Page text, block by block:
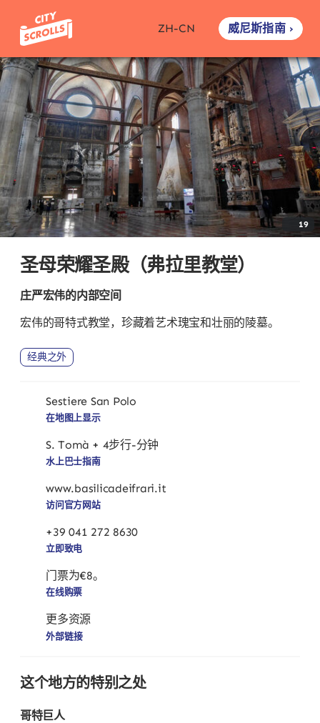
ZH-CN 威尼斯指南 ›
19
圣母荣耀圣殿（弗拉里教堂）
庄严宏伟的内部空间
宏伟的哥特式教堂，珍藏着艺术瑰宝和壮丽的陵墓。
经典之外
Sestiere San Polo
在地图上显示
S. Tomà + 4步行-分钟
水上巴士指南
www.basilicadeifrari.it
访问官方网站
+39 041 272 8630
立即致电
门票为€8。
在线购票
更多资源
外部链接
这个地方的特别之处
哥特巨人